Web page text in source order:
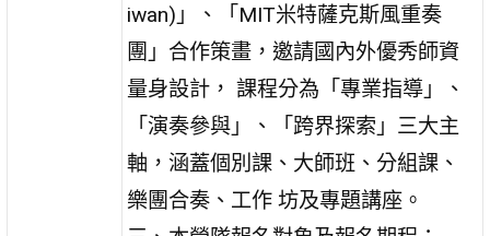
iwan)」、「MIT米特薩克斯風重奏
團」合作策畫，邀請國內外優秀師資
量身設計， 課程分為「專業指導」、
「演奏參與」、「跨界探索」三大主
軸，涵蓋個別課、大師班、分組課、
樂團合奏、工作 坊及專題講座。